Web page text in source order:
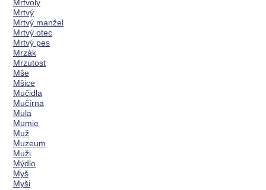
Mrtvoly
Mrtvý
Mrtvý manžel
Mrtvý otec
Mrtvý pes
Mrzák
Mrzutost
Mše
Mšice
Mučidla
Mučírna
Mula
Mumie
Muž
Muzeum
Muži
Mýdlo
Myš
Myši